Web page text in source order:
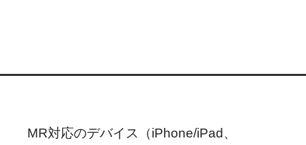
MR対応のデバイス（iPhone/iPad、